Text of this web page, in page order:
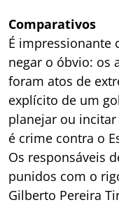
Comparativos
É impressionante
negar o óbvio: os
foram atos de
explícito de um
planejar ou
é crime contra o
Os responsáveis
punidos com o
Gilberto Pereira